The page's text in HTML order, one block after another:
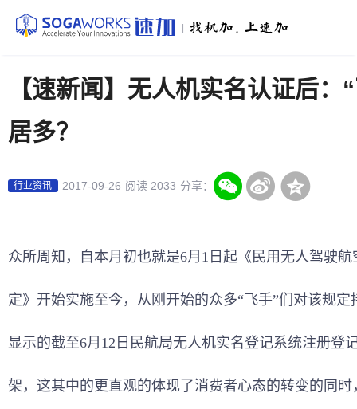
【速新闻】无人机实名认证后：
居多？
行业资讯 2017-09-26 阅读 2033 分享：
众所周知，自本月初也就是6月1日起《民用无人驾驶
定》开始实施至今，从刚开始的众多“飞手”们对该规
显示的截至6月12日民航局无人机实名登记系统注册登
架，这其中的更直观的体现了消费者心态的转变的同